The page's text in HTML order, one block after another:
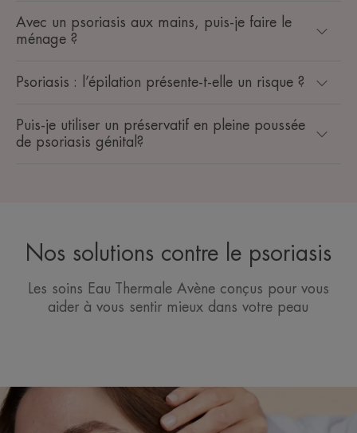
Avec un psoriasis aux mains, puis-je faire le
ménage ?
Psoriasis : l’épilation présente-t-elle un risque ?
Puis-je utiliser un préservatif en pleine poussée
de psoriasis génital?
Nos solutions contre le psoriasis
Les soins Eau Thermale Avène conçus pour vous
aider à vous sentir mieux dans votre peau